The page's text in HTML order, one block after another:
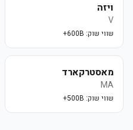
ויזה
V
שווי שוק: 600B+
מאסטרקארד
MA
שווי שוק: 500B+